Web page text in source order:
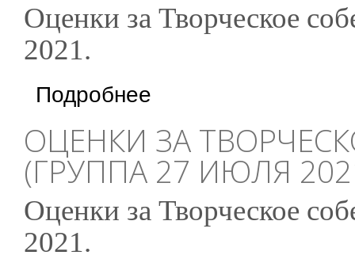
Оценки за Творческое
2021.
Подробнее
ОЦЕНКИ ЗА
(ГРУППА 27 ИЮЛЯ
Оценки за Творческое
2021.